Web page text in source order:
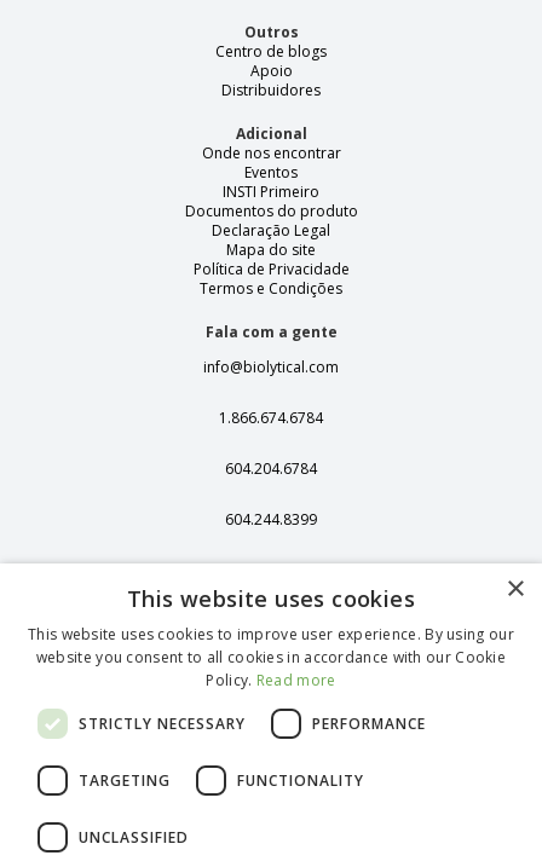
Outros
Centro de blogs
Apoio
Distribuidores
Adicional
Onde nos encontrar
Eventos
INSTI Primeiro
Documentos do produto
Declaração Legal
Mapa do site
Política de Privacidade
Termos e Condições
Fala com a gente
info@biolytical.com
1.866.674.6784
604.204.6784
604.244.8399
406 - 13251 Delf
Richmond, BC,
Canadá, V6V 2A2
1375 Stonegate
98248
×
This website uses cookies
This website uses cookies to improve user experience. By using our
website you consent to all cookies in accordance with our Cookie
Policy. Read more
STRICTLY NECESSARY PERFORMANCE
TARGETING FUNCTIONALITY
UNCLASSIFIED